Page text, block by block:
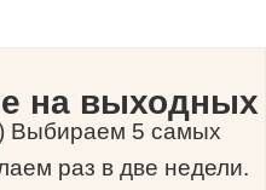
на выходных
Выбираем 5 самых
раз в две недели.